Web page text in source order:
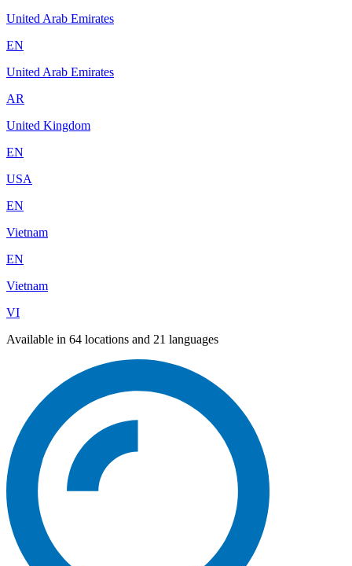
United Arab Emirates
EN
United Arab Emirates
AR
United Kingdom
EN
USA
EN
Vietnam
EN
Vietnam
VI
Available in 64 locations and 21 languages